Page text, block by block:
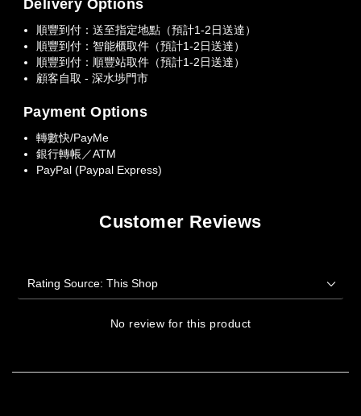
Delivery Options
順豐到付：送至指定地點（預計1-2日送達）
順豐到付：智能櫃取件（預計1-2日送達）
順豐到付：順豐站取件（預計1-2日送達）
顧客自取 - 深水埗門市
Payment Options
轉數快/PayMe
銀行轉帳／ATM
PayPal (Paypal Express)
Customer Reviews
No review for this product